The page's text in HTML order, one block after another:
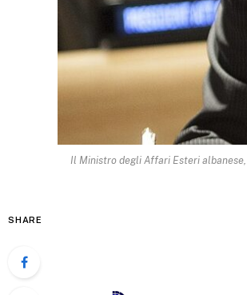
Il Ministro degli Affari Esteri
SHARE